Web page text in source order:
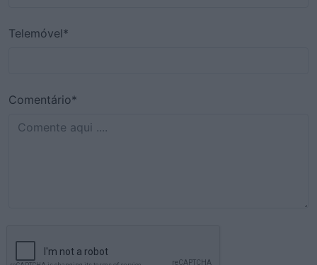
Telemóvel*
Comentário*